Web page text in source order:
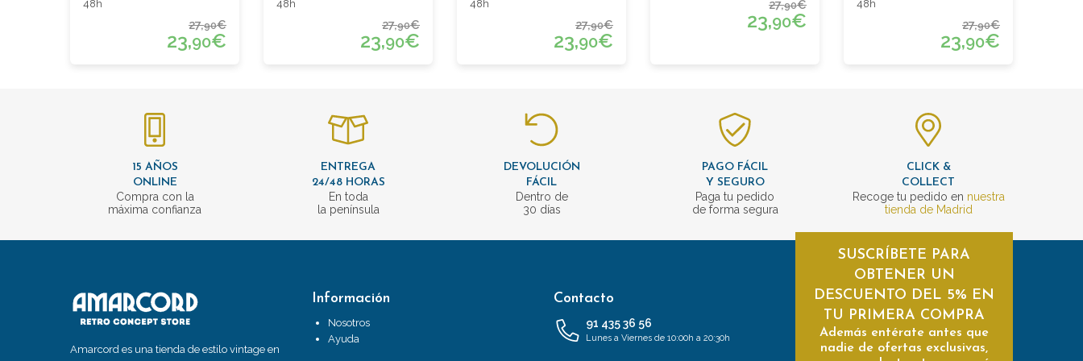
48h
27,90€
23,90€
48h
27,90€
23,90€
48h
27,90€
23,90€
27,90€
23,90€
48h
27,90€
23,90€
15 AÑOS
ONLINE
Compra con la
máxima confianza
ENTREGA
24/48 HORAS
En toda
la península
DEVOLUCIÓN
FÁCIL
Dentro de
30 días
PAGO FÁCIL
Y SEGURO
Paga tu pedido
de forma segura
CLICK &
COLLECT
Recoge tu pedido en nuestra
tienda de Madrid
Amarcord es una tienda de estilo vintage en
Información
Nosotros
Ayuda
Contacto
91 435 36 56
Lunes a Viernes de 10:00h a 20:30h
SUSCRÍBETE PARA
OBTENER UN
DESCUENTO DEL 5% EN
TU PRIMERA COMPRA
Además entérate antes que
nadie de ofertas exclusivas,